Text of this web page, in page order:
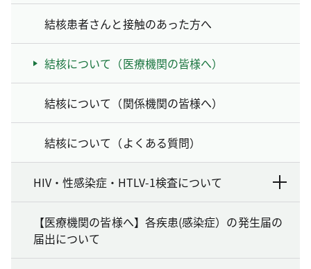
結核患者さんと接触のあった方へ
結核について（医療機関の皆様へ）
結核について（関係機関の皆様へ）
結核について（よくある質問）
HIV・性感染症・HTLV-1検査について
【医療機関の皆様へ】各疾患(感染症）の発生届の
届出について